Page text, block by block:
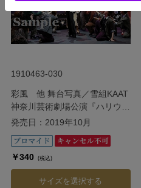
1910463-030
彩風 他 舞台写真／雪組KAAT
神奈川芸術劇場公演『ハリウッ
ド・ゴシップ』
発売日：2019年10月
￥340 (税込)
サイズを選択する